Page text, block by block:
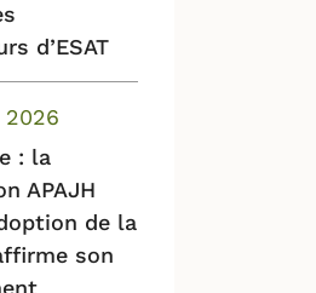
d’ESAT
: la
APAJH
de la
son